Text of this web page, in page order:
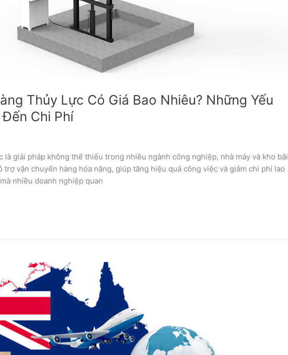
Thủy Lực Có Giá Bao Nhiêu? Những Yếu
Chi Phí
là giải pháp không thể thiếu trong nhiều ngành công nghiệp, nhà máy và kho bãi
trợ vận chuyển hàng hóa nặng, giúp tăng hiệu quả công việc và giảm chi phí lao
nhiều doanh nghiệp quan